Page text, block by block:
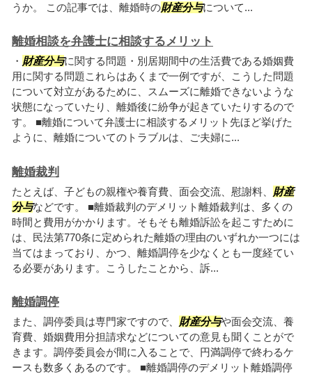
うか。 この記事では、離婚時の財産分与について...
離婚相談を弁護士に相談するメリット
・ 財産分与に関する問題・別居期間中の生活費である婚姻費
用に関する問題これらはあくまで一例ですが、こうした問題
について対立があるために、スムーズに離婚できないような
状態になっていたり、離婚後に紛争が起きていたりするので
す。 ■離婚について弁護士に相談するメリット先ほど挙げた
ように、離婚についてのトラブルは、ご夫婦に...
離婚裁判
たとえば、子どもの親権や養育費、面会交流、慰謝料、 財産
分与などです。 ■離婚裁判のデメリット離婚裁判は、多くの
時間と費用がかかります。そもそも離婚訴訟を起こすために
は、民法第770条に定められた離婚の理由のいずれか一つには
当てはまっており、かつ、離婚調停を少なくとも一度経てい
る必要があります。こうしたことから、訴...
離婚調停
また、調停委員は専門家ですので、 財産分与や面会交流、養
育費、婚姻費用分担請求などについての意見も聞くことがで
きます。調停委員会が間に入ることで、円満調停で終わるケ
ースも数多くあるのです。 ■離婚調停のデメリット離婚調停